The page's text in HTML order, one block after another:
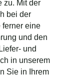
zu. Mit der
bei der
ferner eine
und den
und
in unserem
Sie in Ihrem